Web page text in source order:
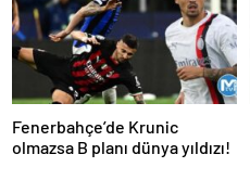
Fenerbahçe’de Krunic
olmazsa B planı dünya yıldızı!